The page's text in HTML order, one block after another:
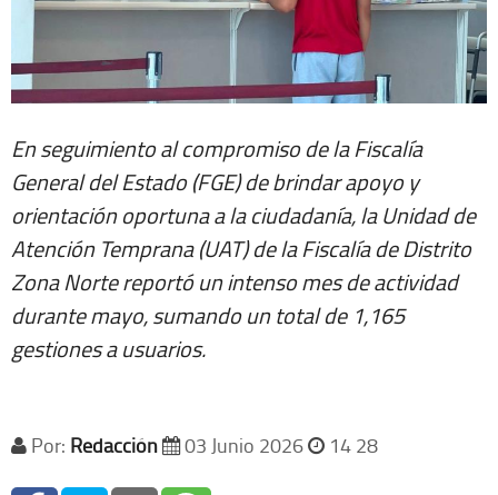
En seguimiento al compromiso de la Fiscalía
General del Estado (FGE) de brindar apoyo y
orientación oportuna a la ciudadanía, la Unidad de
Atención Temprana (UAT) de la Fiscalía de Distrito
Zona Norte reportó un intenso mes de actividad
durante mayo, sumando un total de 1,165
gestiones a usuarios.
Por: Redacción 03 Junio 2026 14 28